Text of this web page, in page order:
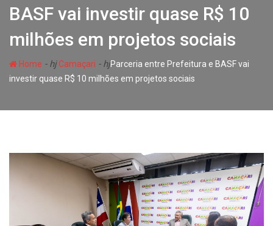
BASF vai investir quase R$ 10
milhões em projetos sociais
Home - hjCamaçari - hjParceria entre Prefeitura e BASF vai
investir quase R$ 10 milhões em projetos sociais